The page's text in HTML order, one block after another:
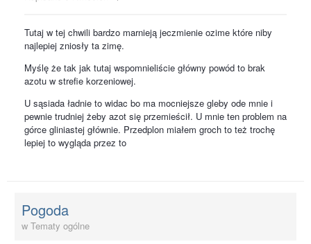
Tutaj w tej chwili bardzo marnieją jeczmienie ozime które niby
najlepiej zniosły ta zimę.
Myślę że tak jak tutaj wspomnieliście główny powód to brak
azotu w strefie korzeniowej.
U sąsiada ładnie to widac bo ma mocniejsze gleby ode mnie i
pewnie trudniej żeby azot się przemieścił. U mnie ten problem na
górce gliniastej głównie. Przedplon miałem groch to też trochę
lepiej to wygląda przez to
Pogoda
w Tematy ogólne